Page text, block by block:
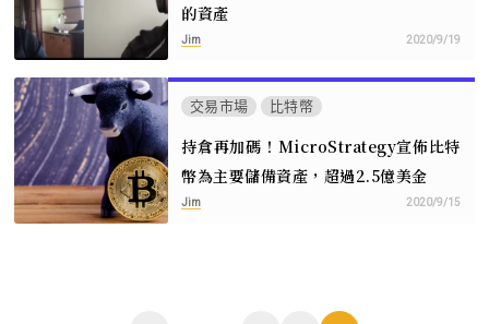
的資產
Jim 2020/9/19
交易市場 比特幣
持倉再加碼！MicroStrategy宣佈比特
幣為主要儲備資產，超過2.5億美金
Jim 2020/9/15